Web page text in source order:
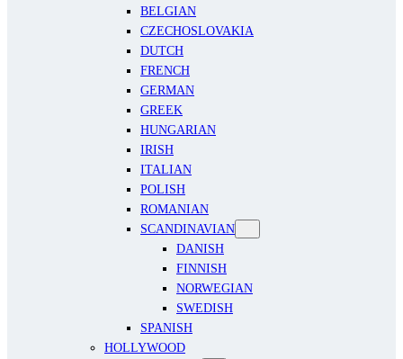
BELGIAN
CZECHOSLOVAKIA
DUTCH
FRENCH
GERMAN
GREEK
HUNGARIAN
IRISH
ITALIAN
POLISH
ROMANIAN
SCANDINAVIAN
DANISH
FINNISH
NORWEGIAN
SWEDISH
SPANISH
HOLLYWOOD